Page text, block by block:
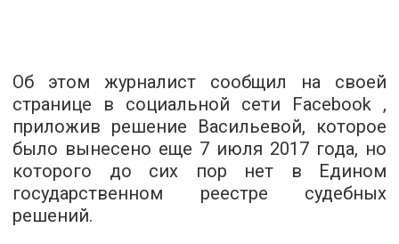
Об этом журналист сообщил на своей
странице в социальной сети Facebook ,
приложив решение Васильевой, которое
было вынесено еще 7 июля 2017 года, но
которого до сих пор нет в Едином
государственном реестре судебных
решений.